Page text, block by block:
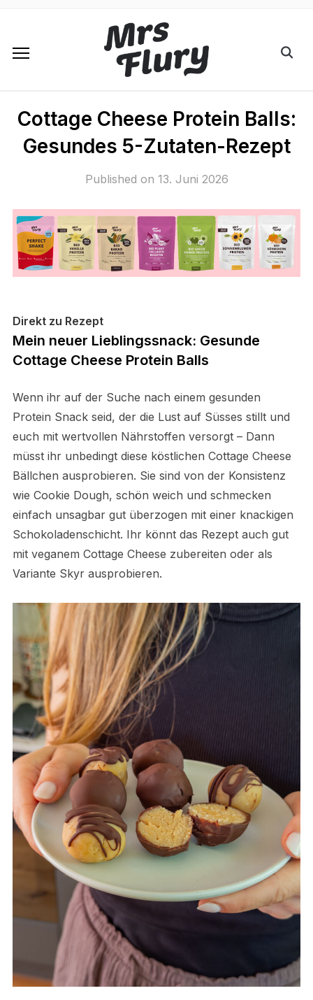
Cottage Cheese Protein Balls:
Gesundes 5-Zutaten-Rezept
Published on 13. Juni 2026
Direkt zu Rezept
Mein neuer Lieblingssnack: Gesunde
Cottage Cheese Protein Balls
Wenn ihr auf der Suche nach einem gesunden
Protein Snack seid, der die Lust auf Süsses stillt und
euch mit wertvollen Nährstoffen versorgt – Dann
müsst ihr unbedingt diese köstlichen Cottage Cheese
Bällchen ausprobieren. Sie sind von der Konsistenz
wie Cookie Dough, schön weich und schmecken
einfach unsagbar gut überzogen mit einer knackigen
Schokoladenschicht. Ihr könnt das Rezept auch gut
mit veganem Cottage Cheese zubereiten oder als
Variante Skyr ausprobieren.